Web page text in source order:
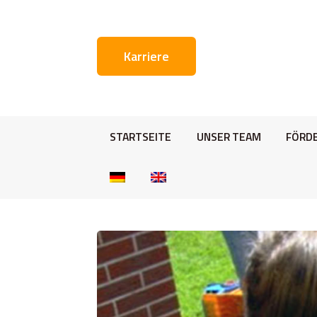
Karriere
STARTSEITE UNSER TEAM